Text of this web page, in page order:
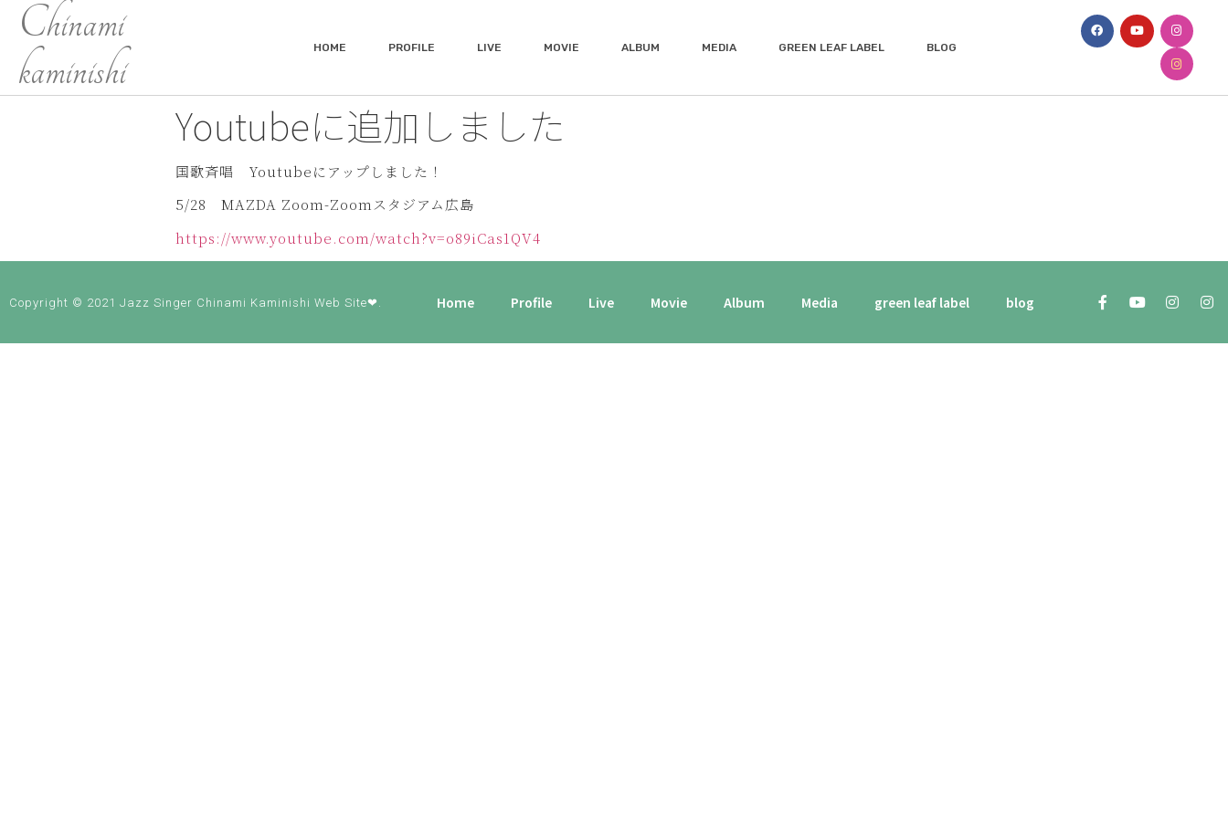
Chinami
kaminishi
HOME PROFILE LIVE MOVIE ALBUM MEDIA GREEN LEAF LABEL BLOG
Youtubeに追加しました
国歌斉唱 Youtubeにアップしました！
5/28 MAZDA Zoom-Zoomスタジアム広島
https://www.youtube.com/watch?v=o89iCas1QV4
Copyright © 2021 Jazz Singer Chinami Kaminishi Web Site❤. Home Profile Live Movie Album Media green leaf label blog